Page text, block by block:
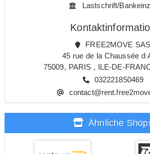
Lastschrift/
FREE2MOVE SAS
45 rue de la Chaussée d
75009, PARIS , ILE-DE-
032221850469
Ähnliche